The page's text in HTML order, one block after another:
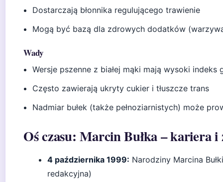
Dostarczają błonnika regulującego trawienie
Mogą być bazą dla zdrowych dodatków
Wady
Wersje pszenne z białej mąki mają wysoki indeks
Często zawierają ukryty cukier i tłuszcze trans
Nadmiar bułek (także pełnoziarnistych) może
Oś czasu: Marcin Bułka – kariera i
4 października 1999: Narodziny Marcina
redakcyjna)